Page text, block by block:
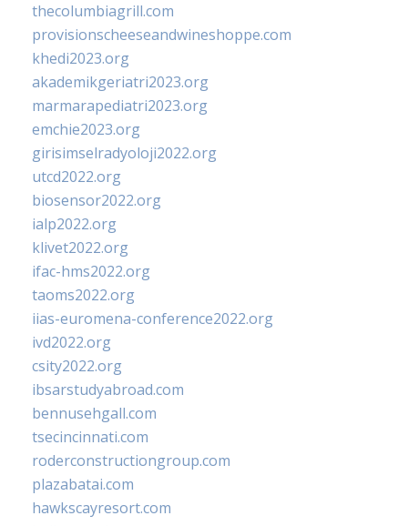
thecolumbiagrill.com
provisionscheeseandwineshoppe.com
khedi2023.org
akademikgeriatri2023.org
marmarapediatri2023.org
emchie2023.org
girisimselradyoloji2022.org
utcd2022.org
biosensor2022.org
ialp2022.org
klivet2022.org
ifac-hms2022.org
taoms2022.org
iias-euromena-conference2022.org
ivd2022.org
csity2022.org
ibsarstudyabroad.com
bennusehgall.com
tsecincinnati.com
roderconstructiongroup.com
plazabatai.com
hawkscayresort.com